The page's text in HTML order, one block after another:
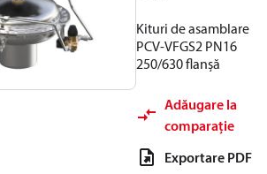
Kituri de asamblare
PCV-VFGS2 PN16
250/630 flanșă
Adăugare la
comparație
Exportare PDF